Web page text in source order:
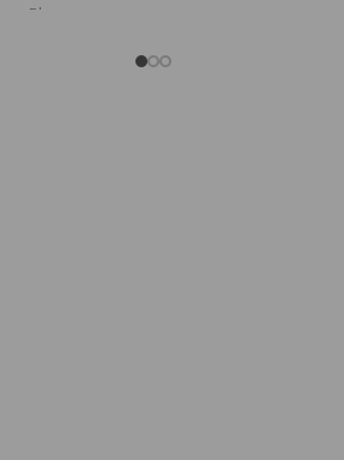
Blanco